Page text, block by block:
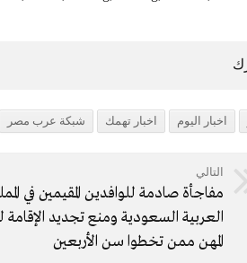
اخبار اليوم اخبار تهمك شبكة عرب مصر
التالي
مفاجأة صادمة للوافدين المقيمين في
العربية السعودية ومنع تجديد
المهن ممن تخطوا سن الأربعين